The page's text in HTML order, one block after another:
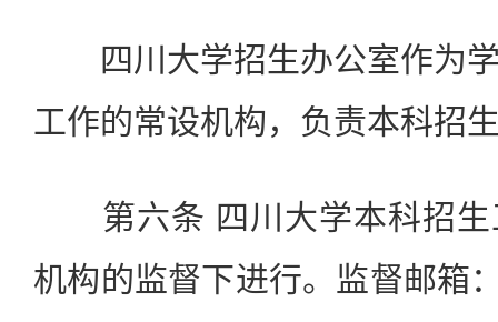
四川大学招生办公室作为学
工作的常设机构，负责本科招
第六条 四川大学本科招生
机构的监督下进行。监督邮箱